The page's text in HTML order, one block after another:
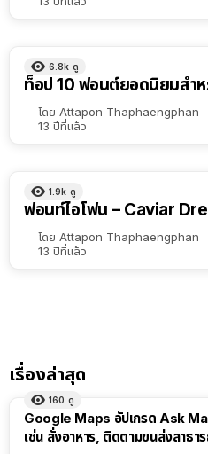
6.8k ดู
ท็อป 10 ฟอนต์ยอดนิยมสำห
โดย Attapon Thaphaengphan
13 ปีที่แล้ว
1.9k ดู
ฟอนท์ไอโฟน – Caviar
โดย Attapon Thaphaengphan
13 ปีที่แล้ว
เรื่องล่าสุด
160 ดู
Google Maps อัปเกรด Ask
เช่น สั่งอาหาร, ติดตามขนส่งสาธา